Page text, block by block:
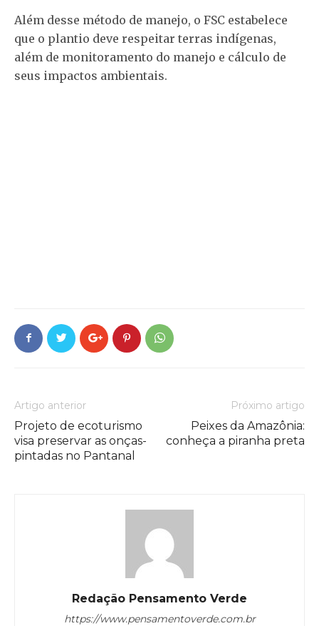
Além desse método de manejo, o FSC estabelece
que o plantio deve respeitar terras indígenas,
além de monitoramento do manejo e cálculo de
seus impactos ambientais.
Artigo anterior
Projeto de ecoturismo
visa preservar as onças-
pintadas no Pantanal
Próximo artigo
Peixes da Amazônia:
conheça a piranha preta
Redação Pensamento Verde
https://www.pensamentoverde.com.br